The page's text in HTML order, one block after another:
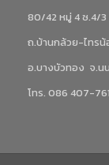
80/42 หมู่ 4 ซ.4/
ถ.บ้านกล้วย-ไทร
อ.บางบัวทอง จ.นน
โทร. 086 407-